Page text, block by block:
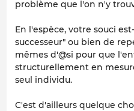
problème que l'on n'y
En l'espèce, votre souci
successeur" ou bien de
mêmes d'@si pour que
structurellement en
seul individu.
C'est d'ailleurs quelque